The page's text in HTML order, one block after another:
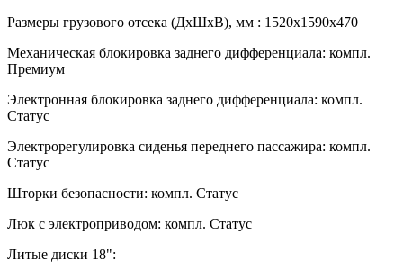
Размеры грузового отсека (ДхШхВ), мм : 1520х1590х470
Механическая блокировка заднего дифференциала: компл.
Премиум
Электронная блокировка заднего дифференциала: компл.
Статус
Электрорегулировка сиденья переднего пассажира: компл.
Статус
Шторки безопасности: компл. Статус
Люк с электроприводом: компл. Статус
Литые диски 18":